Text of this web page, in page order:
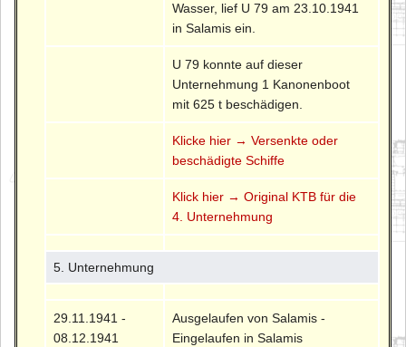
Wasser, lief U 79 am 23.10.1941
in Salamis ein.
U 79 konnte auf dieser
Unternehmung 1 Kanonenboot
mit 625 t beschädigen.
Klicke hier → Versenkte oder
beschädigte Schiffe
Klick hier → Original KTB für die
4. Unternehmung
5. Unternehmung
29.11.1941 -
08.12.1941
Ausgelaufen von Salamis -
Eingelaufen in Salamis